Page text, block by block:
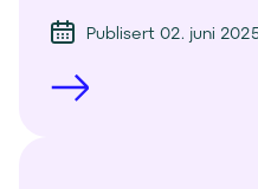
Publisert 02. juni